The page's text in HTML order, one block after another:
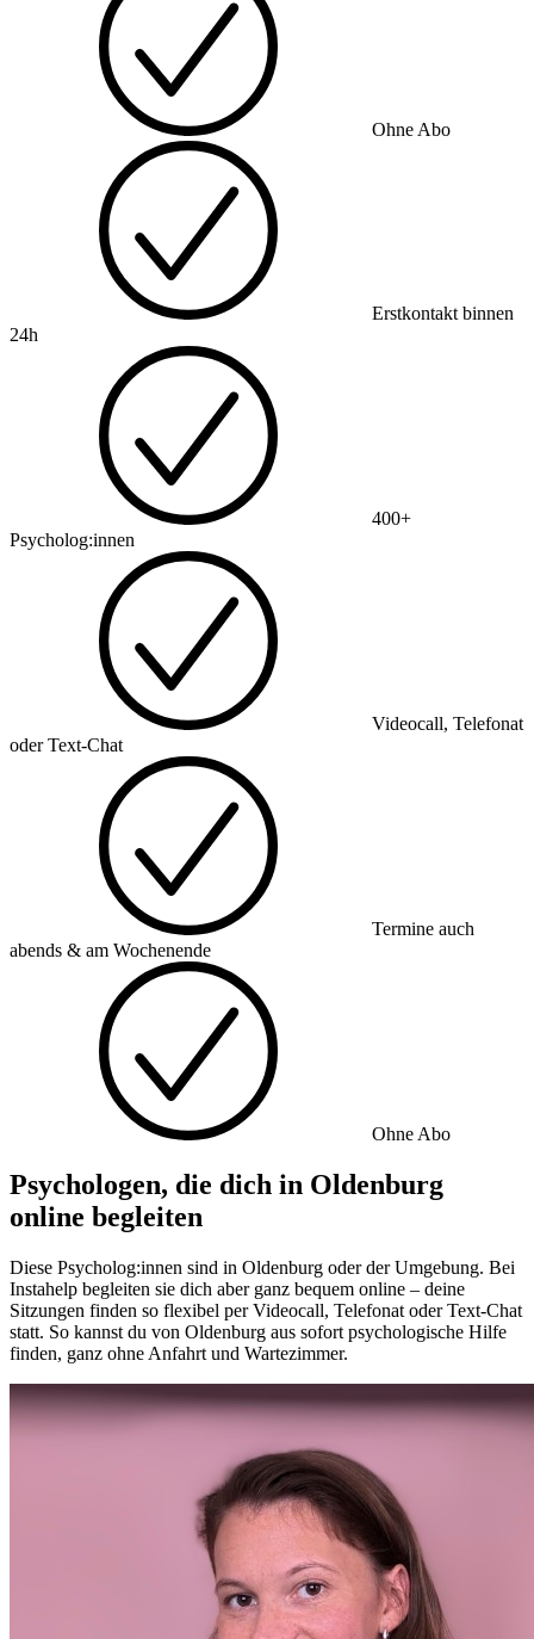
Ohne Abo
Erstkontakt binnen
24h
400+
Psycholog:innen
Videocall, Telefonat
oder Text-Chat
Termine auch
abends & am Wochenende
Ohne Abo
Psychologen, die dich in Oldenburg
online begleiten
Diese Psycholog:innen sind in Oldenburg oder der Umgebung. Bei
Instahelp begleiten sie dich aber ganz bequem online – deine
Sitzungen finden so flexibel per Videocall, Telefonat oder Text-Chat
statt. So kannst du von Oldenburg aus sofort psychologische Hilfe
finden, ganz ohne Anfahrt und Wartezimmer.